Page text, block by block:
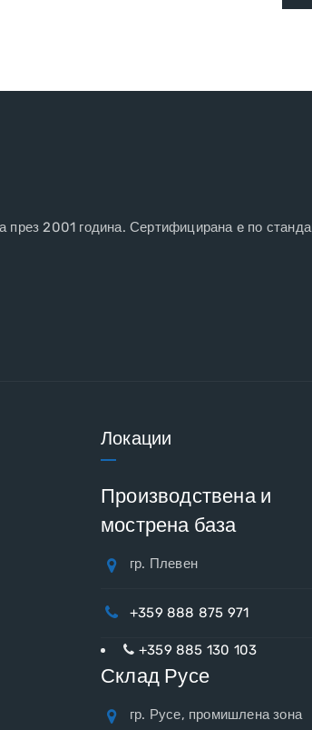
2001 година. Сертифицирана e по
Локации
Производствена и
мострена база
гр. Плевен
+359 888 875 971
+359 885 130 103
Склад Русе
гр. Русе, промишлена зона